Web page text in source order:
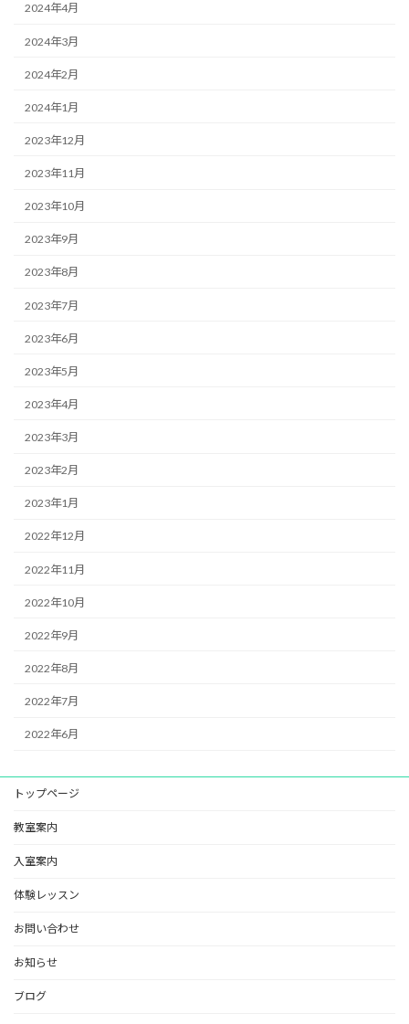
2024年4月
2024年3月
2024年2月
2024年1月
2023年12月
2023年11月
2023年10月
2023年9月
2023年8月
2023年7月
2023年6月
2023年5月
2023年4月
2023年3月
2023年2月
2023年1月
2022年12月
2022年11月
2022年10月
2022年9月
2022年8月
2022年7月
2022年6月
トップページ
教室案内
入室案内
体験レッスン
お問い合わせ
お知らせ
ブログ